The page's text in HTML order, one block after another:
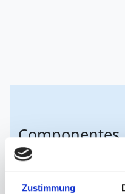
Zustimmung
Componentes
Nuestra gama también
de alto
control de